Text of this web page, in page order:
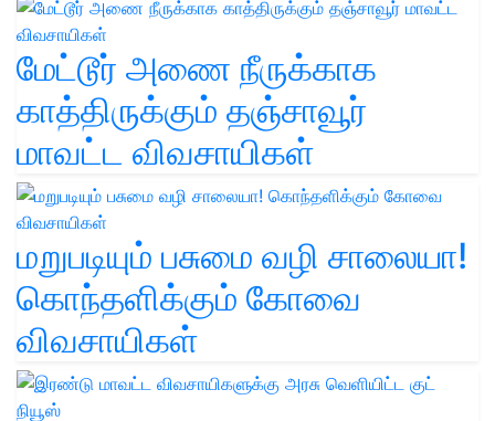
மேட்டூர் அணை நீருக்காக
காத்திருக்கும் தஞ்சாவூர்
மாவட்ட விவசாயிகள்
மறுபடியும் பசுமை வழி சாலையா!
கொந்தளிக்கும் கோவை
விவசாயிகள்